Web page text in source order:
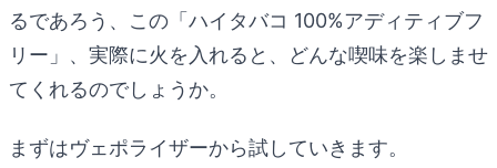
るであろう、この「ハイタバコ 100%アディティブフ
リー」、実際に火を入れると、どんな喫味を楽しませ
てくれるのでしょうか。
まずはヴェポライザーから試していきます。